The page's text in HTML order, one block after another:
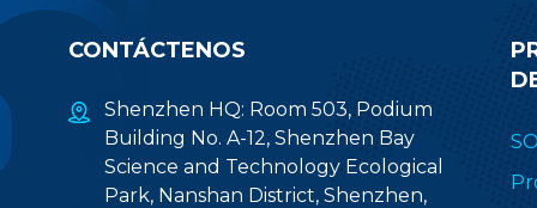
CONTÁCTENOS
Shenzhen HQ: Room 503, Podium
Building No. A-12, Shenzhen Bay
Science and Technology Ecological
Park, Nanshan District, Shenzhen,